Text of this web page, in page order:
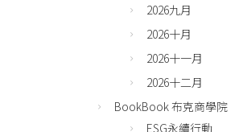
2026九月
2026十月
2026十一月
2026十二月
BookBook 布克商學院
ESG永續行動